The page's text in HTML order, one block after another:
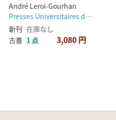
André Leroi-Gourhan
Presses Universitaires de France
新刊 在庫なし
古書 1 点 3,080 円